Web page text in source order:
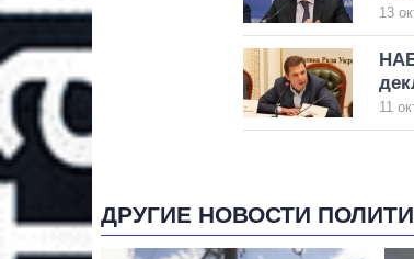
13
11
ДРУГИЕ НОВОСТИ